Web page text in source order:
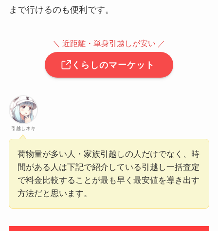
まで行けるのも便利です。
＼ 近距離・単身引越しが安い ／
くらしのマーケット
引越しネキ
荷物量が多い人・家族引越しの人だけでなく、時
間がある人は下記で紹介している引越し一括査定
で料金比較することが最も早く最安値を導き出す
方法だと思います。